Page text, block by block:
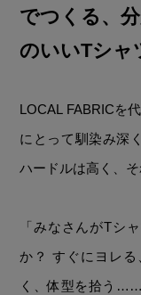
でつくる、
のいいTシャ
LOCAL FABRICを
にとって馴染み深
ハードルは高く、
「みなさんがTシ
か？ すぐにヨレ
く、体型を拾う